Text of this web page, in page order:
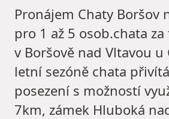
Pronájem Chaty Boršov
pro 1 až 5 osob.chata
v Boršově nad Vltavou
letní sezóně chata
posezení s možností
7km, zámek Hluboká